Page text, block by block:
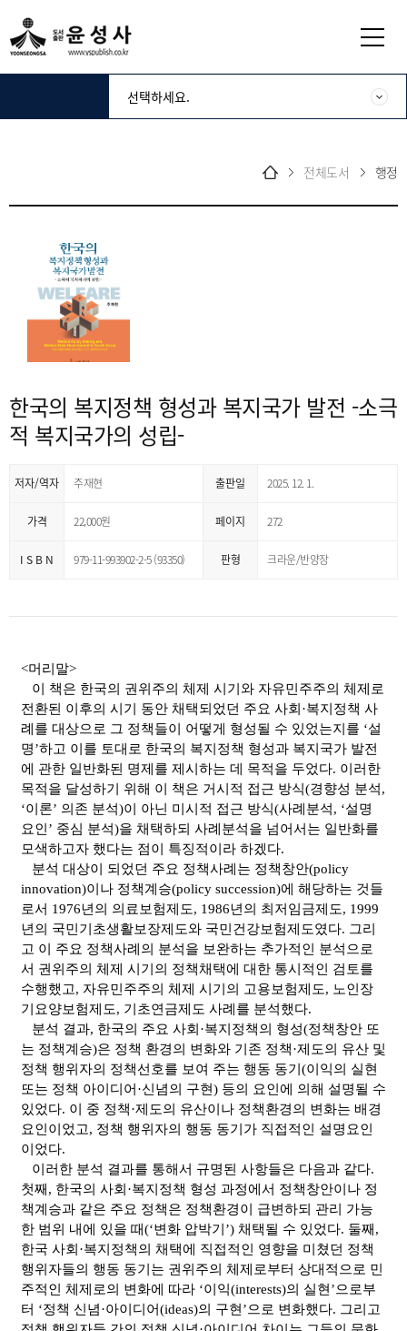
전체도서 행정
한국의 복지정책 형성과 복지국가 발전 -소극
적 복지국가의 성립-
저자/역자 주재현 출판일 2025. 12. 1.
가격 22,000원 페이지 272
I S B N 979-11-993902-2-5 (93350) 판형 크라운/반양장